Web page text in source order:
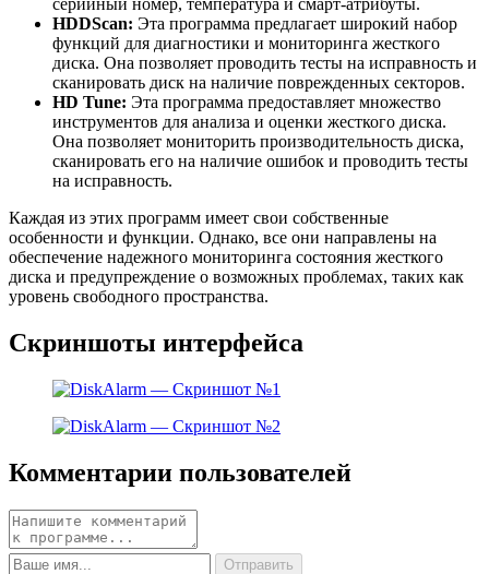
серийный номер, температура и смарт-атрибуты.
HDDScan: Эта программа предлагает широкий набор
функций для диагностики и мониторинга жесткого
диска. Она позволяет проводить тесты на исправность и
сканировать диск на наличие поврежденных секторов.
HD Tune: Эта программа предоставляет множество
инструментов для анализа и оценки жесткого диска.
Она позволяет мониторить производительность диска,
сканировать его на наличие ошибок и проводить тесты
на исправность.
Каждая из этих программ имеет свои собственные
особенности и функции. Однако, все они направлены на
обеспечение надежного мониторинга состояния жесткого
диска и предупреждение о возможных проблемах, таких как
уровень свободного пространства.
Скриншоты интерфейса
Комментарии пользователей